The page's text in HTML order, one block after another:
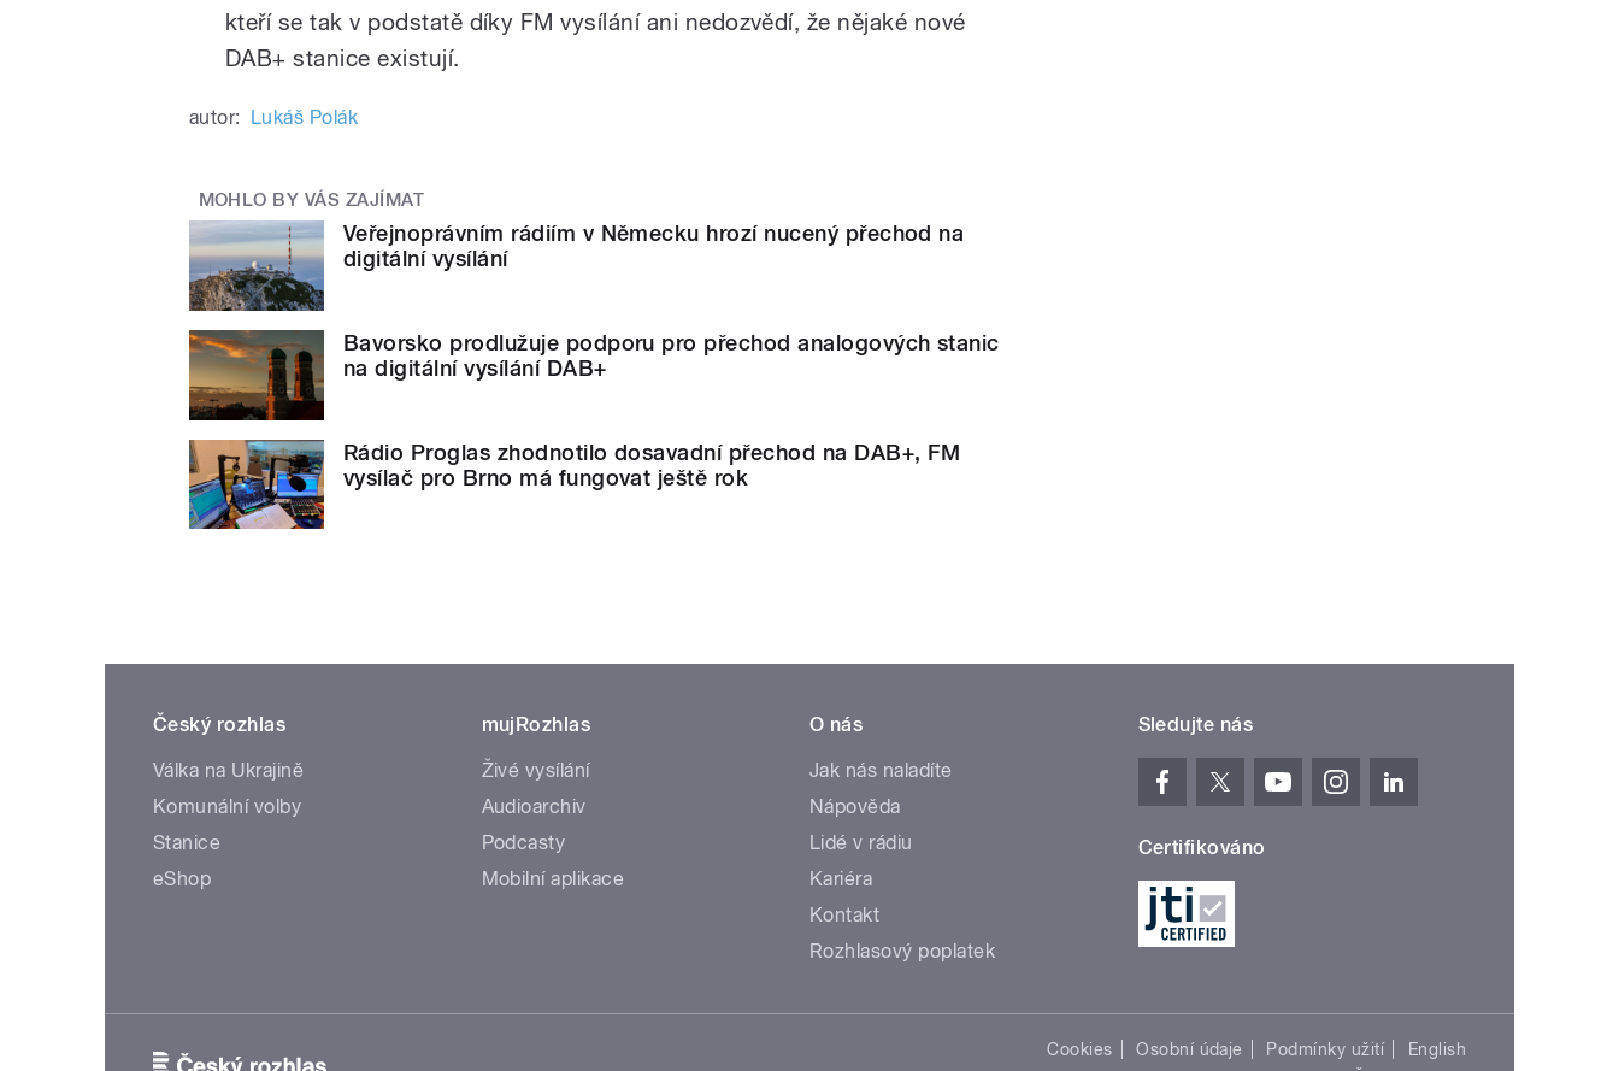
kteří se tak v podstatě díky FM vysílání ani nedozvědí, že nějaké nové
DAB+ stanice existují.
autor: Lukáš Polák
MOHLO BY VÁS ZAJÍMAT
Veřejnoprávním rádiím v Německu hrozí nucený přechod na
digitální vysílání
Bavorsko prodlužuje podporu pro přechod analogových stanic
na digitální vysílání DAB+
Rádio Proglas zhodnotilo dosavadní přechod na DAB+, FM
vysílač pro Brno má fungovat ještě rok
Český rozhlas
Válka na Ukrajině
Komunální volby
Stanice
eShop
mujRozhlas
Živé vysílání
Audioarchiv
Podcasty
Mobilní aplikace
O nás
Jak nás naladíte
Nápověda
Lidé v rádiu
Kariéra
Kontakt
Rozhlasový poplatek
Sledujte nás
Certifikováno
Cookies Osobní údaje Podmínky užití
English